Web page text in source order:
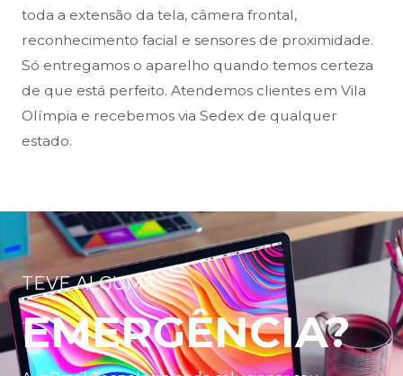
toda a extensão da tela, câmera frontal,
reconhecimento facial e sensores de proximidade.
Só entregamos o aparelho quando temos certeza
de que está perfeito. Atendemos clientes em Vila
Olímpia e recebemos via Sedex de qualquer
estado.
TEVE ALGUMA
EMERGÊNCIA?